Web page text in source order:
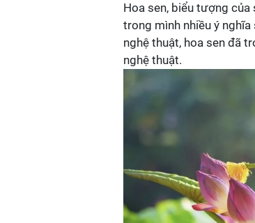
Hoa sen, biểu tượng
trong mình nhiều ý
nghệ thuật, hoa sen đã
nghệ thuật.